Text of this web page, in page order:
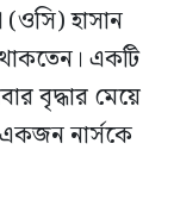
(ওসি) হাসান
একটি
বৃদ্ধার মেয়ে
একজন নার্সকে